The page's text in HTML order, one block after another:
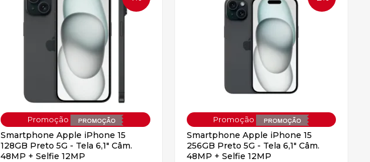
Smartphone Apple iPhone 15
128GB Preto 5G - Tela 6,1" Câm.
48MP + Selfie 12MP
Smartphone Apple iPhone 15
256GB Preto 5G - Tela 6,1" Câm.
48MP + Selfie 12MP